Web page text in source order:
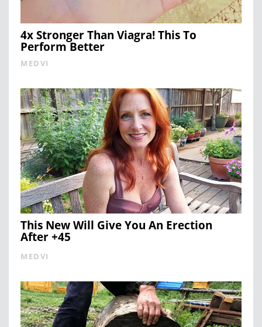
4x Stronger Than Viagra! This To
Perform Better
MEDVI
This New Will Give You An Erection
After +45
MEDVI